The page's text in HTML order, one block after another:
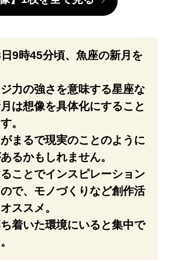
9時45分頃、魚座の新月を
力の強さを意味する星座な
は想像を具体化にすること
。
まるで現実のことのように
るかもしれません。
ことでインスピレーション
で、モノづくりなど創作活
ススメ。
着いた環境にいると集中で